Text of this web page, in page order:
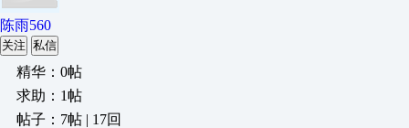
陈雨560
关注 私信
精华：0帖
求助：1帖
帖子：7帖 | 17回